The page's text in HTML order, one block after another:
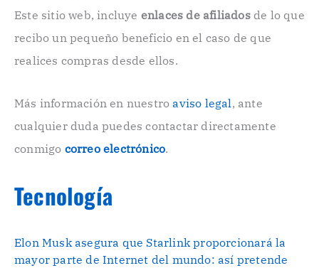
t
ó
n
o
.
Este sitio web, incluye enlaces de afiliadosde lo que
recibo un pequeño beneficio en el caso de que
realices compras desde ellos.
Más información en nuestroaviso legal , ante
cualquier duda puedes contactar directamente
conmigo correo electrónico.
Tecnología
Elon Musk asegura que Starlink proporcionará la
mayor parte de Internet del mundo: así pretende